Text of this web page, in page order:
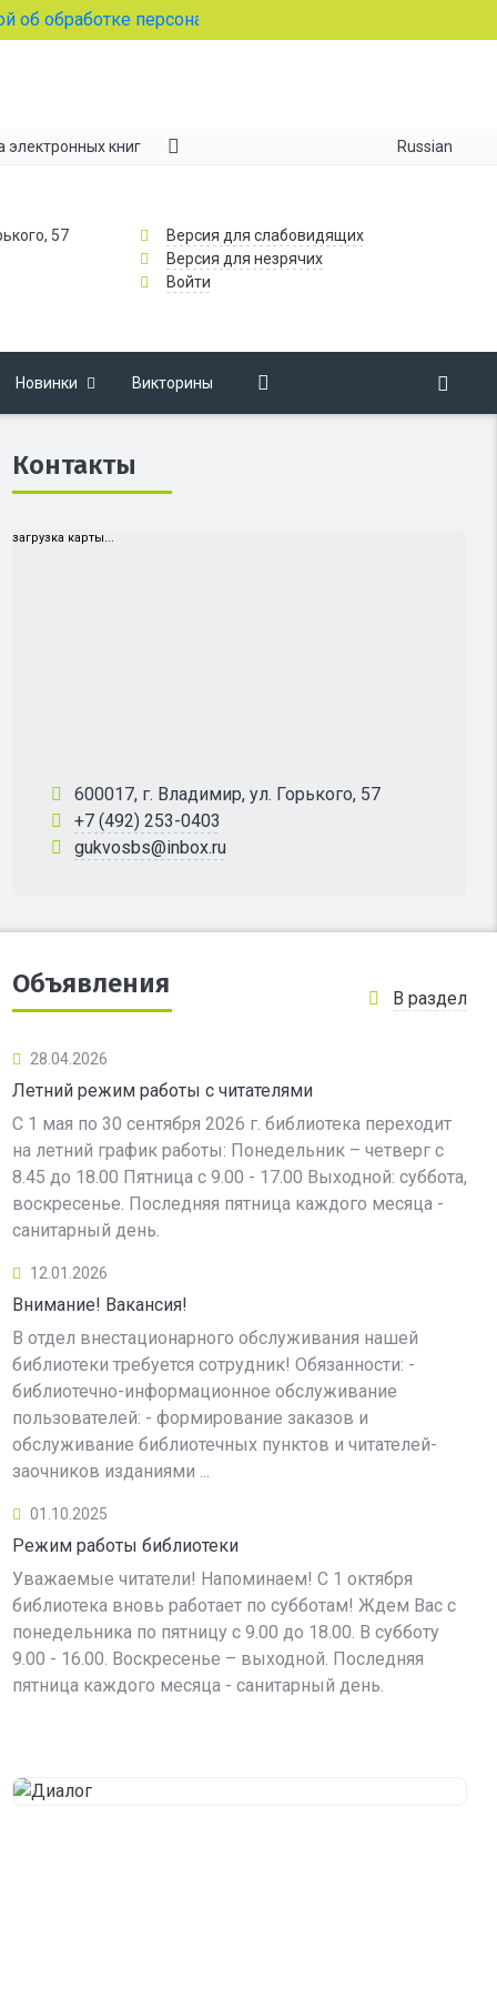
персональных данных
электронных книг Russian
57
Версия для слабовидящих
Версия для незрячих
Войти
Новинки Викторины
Контакты
загрузка карты...
600017, г. Владимир, ул. Горького, 57
+7 (492) 253-0403
gukvosbs@inbox.ru
Объявления В раздел
28.04.2026
Летний режим работы с читателями
С 1 мая по 30 сентября 2026 г. библиотека переходит
на летний график работы: Понедельник – четверг с
8.45 до 18.00 Пятница с 9.00 - 17.00 Выходной: суббота,
воскресенье. Последняя пятница каждого месяца -
санитарный день.
12.01.2026
Внимание! Вакансия!
В отдел внестационарного обслуживания нашей
библиотеки требуется сотрудник! Обязанности: -
библиотечно-информационное обслуживание
пользователей: - формирование заказов и
обслуживание библиотечных пунктов и читателей-
заочников изданиями ...
01.10.2025
Режим работы библиотеки
Уважаемые читатели! Напоминаем! С 1 октября
библиотека вновь работает по субботам! Ждем Вас с
понедельника по пятницу с 9.00 до 18.00. В субботу
9.00 - 16.00. Воскресенье – выходной. Последняя
пятница каждого месяца - санитарный день.